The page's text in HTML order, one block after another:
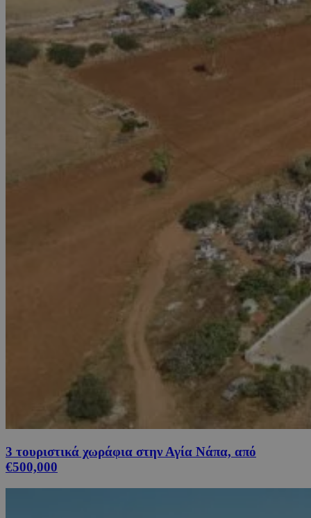
3 τουριστικά χωράφια στην Αγία Νάπα, από
€500,000